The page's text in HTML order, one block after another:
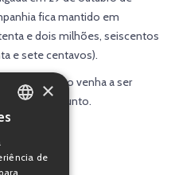
fica mantido em
e dois milhões, seiscentos
e sete centavos).
caso venha a ser
a este assunto.
PORTUGUESE
×
de